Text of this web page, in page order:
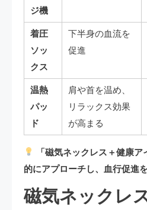
ジ機
着圧
ソッ
クス
下半身の血流を
促進
温熱
パッ
ド
肩や首を温め、
リラックス効果
が高まる
「磁気ネックレス＋健康
的にアプローチし、血行促進
磁気ネックレ